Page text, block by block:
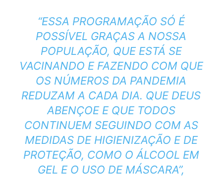
“ESSA PROGRAMAÇÃO SÓ É
POSSÍVEL GRAÇAS A NOSSA
POPULAÇÃO, QUE ESTÁ SE
VACINANDO E FAZENDO COM QUE
OS NÚMEROS DA PANDEMIA
REDUZAM A CADA DIA. QUE DEUS
ABENÇOE E QUE TODOS
CONTINUEM SEGUINDO COM AS
MEDIDAS DE HIGIENIZAÇÃO E DE
PROTEÇÃO, COMO O ÁLCOOL EM
GEL E O USO DE MÁSCARA”,